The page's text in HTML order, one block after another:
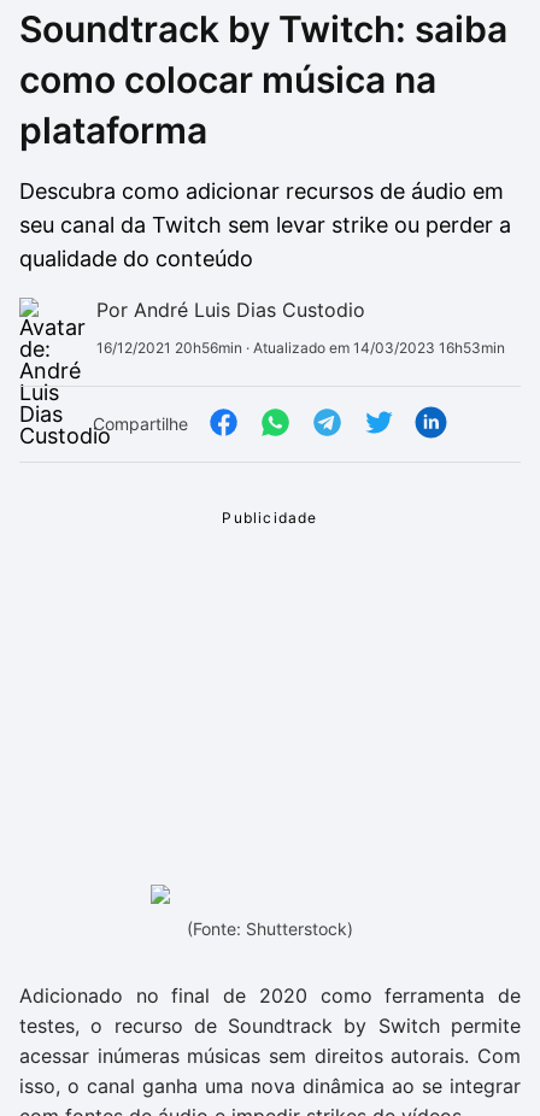
Drivers
Ver mais
Outros
Ver mais
Soundtrack by Twitch: saiba
como colocar música na
plataforma
Descubra como adicionar recursos de áudio em
seu canal da Twitch sem levar strike ou perder a
qualidade do conteúdo
Por André Luis Dias Custodio
16/12/2021 20h56min · Atualizado em 14/03/2023 16h53min
Compartilhe
(Fonte: Shutterstock)
Adicionado no final de 2020 como ferramenta de
testes, o recurso de Soundtrack by Switch permite
acessar inúmeras músicas sem direitos autorais. Com
isso, o canal ganha uma nova dinâmica ao se integrar